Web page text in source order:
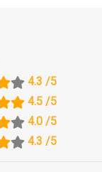
4.3 /5
4.5 /5
4.0 /5
4.3 /5